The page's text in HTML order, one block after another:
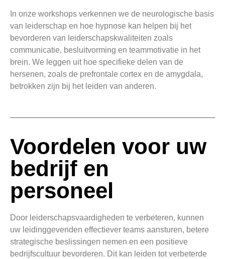
In onze workshops verkennen we de neurologische basis
van leiderschap en hoe hypnose kan helpen bij het
bevorderen van leiderschapskwaliteiten zoals
communicatie, besluitvorming en teammotivatie in het
brein. We leggen uit hoe specifieke delen van de
hersenen, zoals de prefrontale cortex en de amygdala,
betrokken zijn bij het leiden van anderen.
Voordelen voor uw
bedrijf en
personeel
Door leiderschapsvaardigheden te verbeteren, kunnen
uw leidinggevenden effectiever teams aansturen, betere
strategische beslissingen nemen en een positieve
bedrijfscultuur bevorderen. Dit kan leiden tot verbeterde